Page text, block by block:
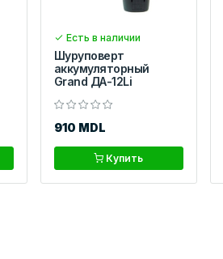
Есть в наличии
Шуруповерт
аккумуляторный
Grand ДА-12Li
910 MDL
Купить